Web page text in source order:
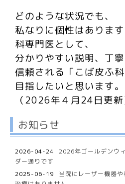
どのような状況でも、
私なりに個性はあります
科専門医として、
分かりやすい説明、 丁
信頼される「こば皮ふ
目指したいと思います。
（2026年４月24日更新
お知らせ
2026-04-24
2026年ゴールデンウ
ダー通りです
2025-06-19
当院にレーザー機器